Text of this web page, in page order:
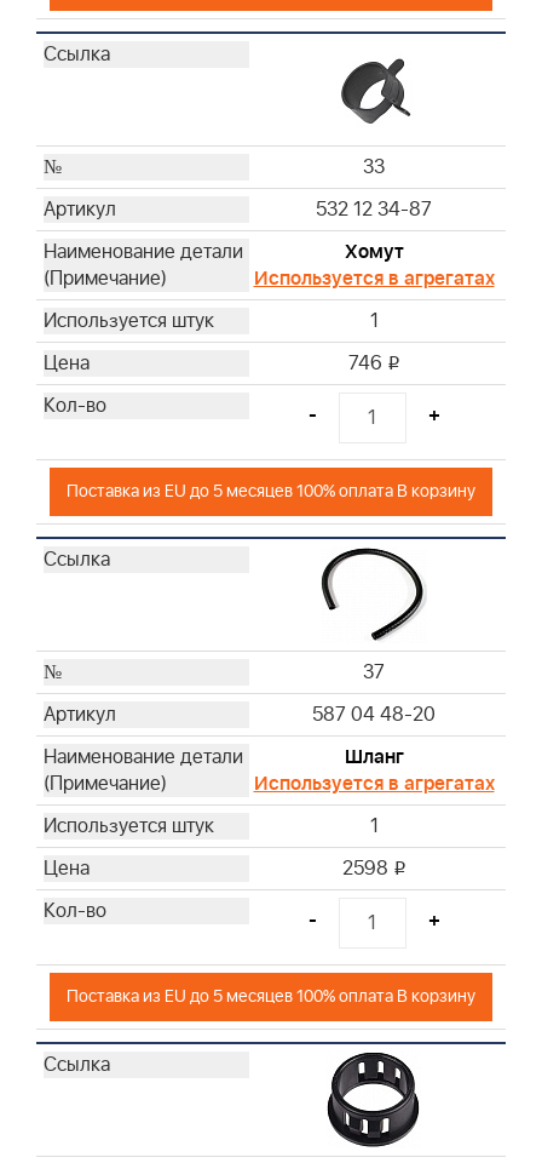
33
532 12 34-87
Хомут
Используется в агрегатах
1
746 i
- +
Поставка из EU до 5 месяцев 100% оплата В корзину
37
587 04 48-20
Шланг
Используется в агрегатах
1
2598 i
- +
Поставка из EU до 5 месяцев 100% оплата В корзину